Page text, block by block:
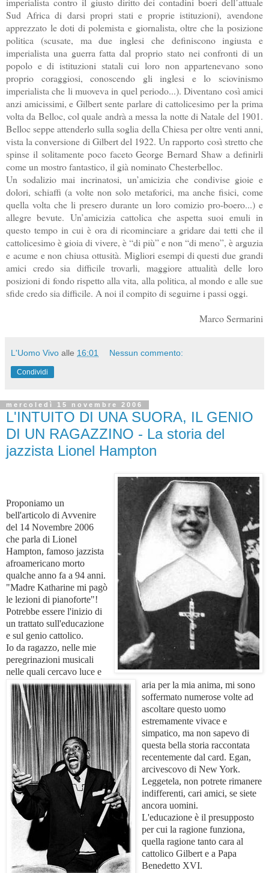
Sud Africa di darsi propri stati e proprie istituzioni), avendone
apprezzato le doti di polemista e giornalista, oltre che la posizione
politica (scusate, ma due inglesi che definiscono ingiusta e
imperialista una guerra fatta dal proprio stato nei confronti di un
popolo e di istituzioni statali cui loro non appartenevano sono
proprio coraggiosi, conoscendo gli inglesi e lo sciovinismo
imperialista che li muoveva in quel periodo...). Diventano così amici
anzi amicissimi, e Gilbert sente parlare di cattolicesimo per la prima
volta da Belloc, col quale andrà a messa la notte di Natale del 1901.
Belloc seppe attenderlo sulla soglia della Chiesa per oltre venti anni,
vista la conversione di Gilbert del 1922. Un rapporto così stretto che
spinse il solitamente poco faceto George Bernard Shaw a definirli
come un mostro fantastico, il già nominato Chesterbelloc.
Un sodalizio mai incrinatosi, un’amicizia che condivise gioie e
dolori, schiaffi (a volte non solo metaforici, ma anche fisici, come
quella volta che li presero durante un loro comizio pro-boero...) e
allegre bevute. Un’amicizia cattolica che aspetta suoi emuli in
questo tempo in cui è ora di ricominciare a gridare dai tetti che il
cattolicesimo è gioia di vivere, è “di più” e non “di meno”, è arguzia
e acume e non chiusa ottusità. Migliori esempi di questi due grandi
amici credo sia difficile trovarli, maggiore attualità delle loro
posizioni di fondo rispetto alla vita, alla politica, al mondo e alle sue
sfide credo sia difficile. A noi il compito di seguirne i passi oggi.
Marco Sermarini
L'Uomo Vivo alle 16:01 Nessun commento:
Condividi
mercoledì 15 novembre 2006
L'INTUITO DI UNA SUORA, IL GENIO
DI UN RAGAZZINO - La storia del
jazzista Lionel Hampton
Proponiamo un
bell'articolo di Avvenire
del 14 Novembre 2006
che parla di Lionel
Hampton, famoso jazzista
afroamericano morto
qualche anno fa a 94 anni.
"Madre Katharine mi pagò
le lezioni di pianoforte"!
Potrebbe essere l'inizio di
un trattato sull'educazione
e sul genio cattolico.
Io da ragazzo, nelle mie
peregrinazioni musicali
nelle quali cercavo luce e
aria per la mia anima, mi sono
soffermato numerose volte ad
ascoltare questo uomo
estremamente vivace e
simpatico, ma non sapevo di
questa bella storia raccontata
recentemente dal card. Egan,
arcivescovo di New York.
Leggetela, non potrete rimanere
indifferenti, cari amici, se siete
ancora uomini.
L'educazione è il presupposto
per cui la ragione funziona,
quella ragione tanto cara al
cattolico Gilbert e a Papa
Benedetto XVI.